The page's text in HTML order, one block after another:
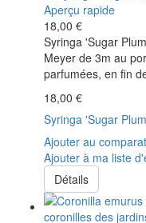
Aperçu rapide
18,00 €
Syringa 'Sugar
Meyer de 3m au
parfumées, en fin
18,00 €
Syringa 'Sugar
Ajouter au
Ajouter à ma liste
Détails